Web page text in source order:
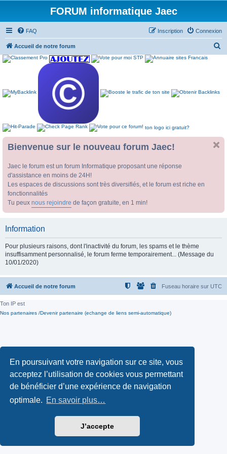
En poursuivant votre navigation sur ce site, vous
acceptez l’utilisation de cookies vous permettant
de bénéficier d’une expérience de navigation
optimale. En savoir plus…
J’accepte
FORUM informatique Jaec
FAQ Connexion
Inscription
Accueil de notre forum
ton logo ici gratuit?
Bienvenue sur le nouveau forum Jaec!
Jaec le forum est un forum Informatique proposant une réponse
d'assistance en moins de 24H!
Les espaces de discussions sont très diversifiés, et le forum est riche en
fonctionnalités
Tu peux nous rejoindre de façon gratuite, en 1 min!
Information
Pour plusieurs raisons, dont l'inactivité du forum, les spams et le thème
insuffisamment personnalisé, le forum ferme temporairement... (Message du
10/01/2020)
Accueil de notre forum Fuseau horaire sur UTC
Ton IP est
Nos partenaires /Devenir partenaire (echange de liens semi-automatique)